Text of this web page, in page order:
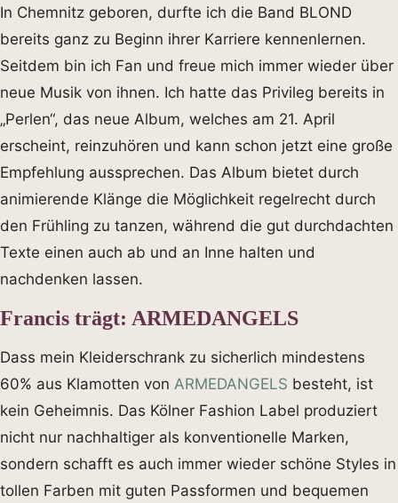
In Chemnitz geboren, durfte ich die Band BLOND
bereits ganz zu Beginn ihrer Karriere kennenlernen.
Seitdem bin ich Fan und freue mich immer wieder über
neue Musik von ihnen. Ich hatte das Privileg bereits in
„Perlen“, das neue Album, welches am 21. April
erscheint, reinzuhören und kann schon jetzt eine große
Empfehlung aussprechen. Das Album bietet durch
animierende Klänge die Möglichkeit regelrecht durch
den Frühling zu tanzen, während die gut durchdachten
Texte einen auch ab und an Inne halten und
nachdenken lassen.
Francis trägt: ARMEDANGELS
Dass mein Kleiderschrank zu sicherlich mindestens
60% aus Klamotten von ARMEDANGELS besteht, ist
kein Geheimnis. Das Kölner Fashion Label produziert
nicht nur nachhaltiger als konventionelle Marken,
sondern schafft es auch immer wieder schöne Styles in
tollen Farben mit guten Passformen und bequemen